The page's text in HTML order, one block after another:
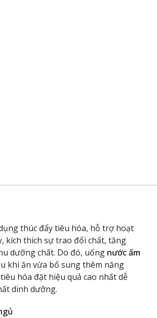
thúc đẩy tiêu hóa, hỗ trợ hoạt
kích thích sự trao đổi chất, tăng
dưỡng chất. Do đó, uống nước ấm
khi ăn vừa bổ sung thêm năng
hóa đặt hiệu quả cao nhất dễ
dinh dưỡng.